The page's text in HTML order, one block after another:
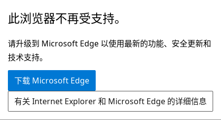
跳
主
要
内
此浏览器不再受支持。
请升级到 Microsoft Edge 以使用最新的功能、安全更新和
技术支持。
下载 Microsoft Edge
有关 Internet Explorer 和 Microsoft Edge 的详细信息